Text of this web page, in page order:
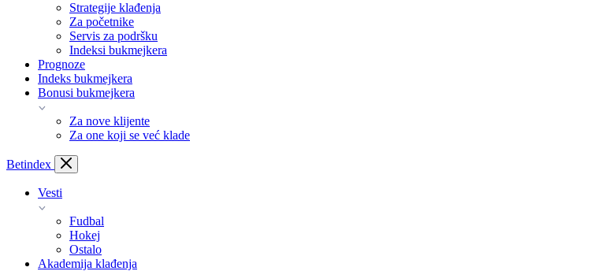
Strategije klađenja
Za početnike
Servis za podršku
Indeksi bukmejkera
Prognoze
Indeks bukmejkera
Bonusi bukmejkera
Za nove klijente
Za one koji se već klade
Betindex
Vesti
Fudbal
Hokej
Ostalo
Akademija klađenja